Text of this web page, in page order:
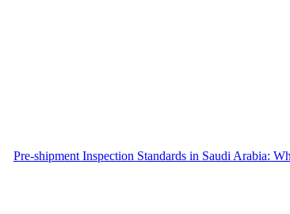
Pre-shipment Inspection Standards in Saudi Arabia: